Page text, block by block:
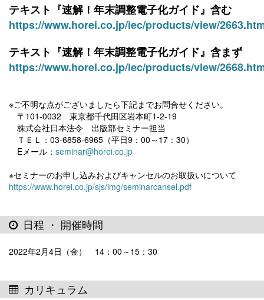
テキスト『速解！年末調整電子化ガイド』含む
https://www.horei.co.jp/iec/products/view/
テキスト『速解！年末調整電子化ガイド』含まず
https://www.horei.co.jp/iec/products/view/
※ご不明な点がございましたら下記までお問合せください。
〒101-0032 東京都千代田区岩本町1-2-19
株式会社日本法令 出版部セミナー担当
ＴＥＬ：03-6858-6965（平日9：00～17：30）
Eメール： seminar@horei.co.jp
※セミナーのお申し込みおよびキャンセルのお取扱いについて
https://www.horei.co.jp/sjs/img/seminarcansel.pdf
日程 ・ 開催時間
2022年2月4日（金） 14：00～15：30
カリキュラム